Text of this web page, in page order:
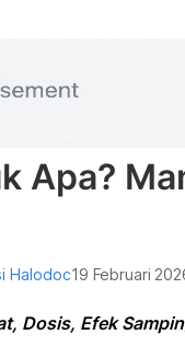
Apa?
Halodoc19 Februari
Dosis, Efek